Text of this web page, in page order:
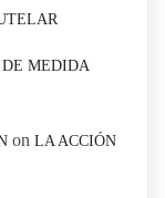
MEDIDA
on LA ACCIÓN